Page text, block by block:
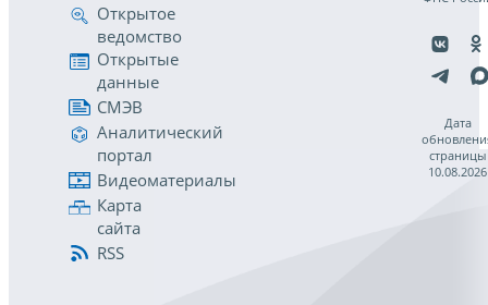
Открытое
ведомство
Открытые
данные
СМЭВ
Аналитический
портал
Видеоматериалы
Карта
сайта
RSS
Дата
страницы
10.08.2026